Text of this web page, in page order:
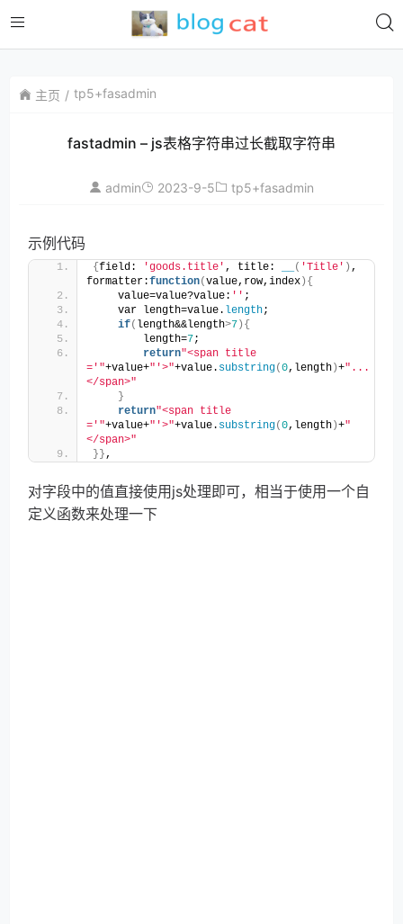
主页 tp5+fasadmin
fastadmin – js表格字符串过长截取字符串
admin 2023-9-5 tp5+fasadmin
示例代码
{ field: 'goods.title' , title: ( 'Title' ) ,
formatter:function(value,row,index ){
    value=value?value:
'' ;
    var length=value.
length;
if( length&&length>7 ){
        length=
7;
return"<span title
='"+value+"'>"+value. substring(0,length )+"...
</span>"
}
return"<span title
='"+value+"'>"+value. substring(0,length )+"
</span>"
}},
对字段中的值直接使用js处理即可，相当于使用一个自
定义函数来处理一下